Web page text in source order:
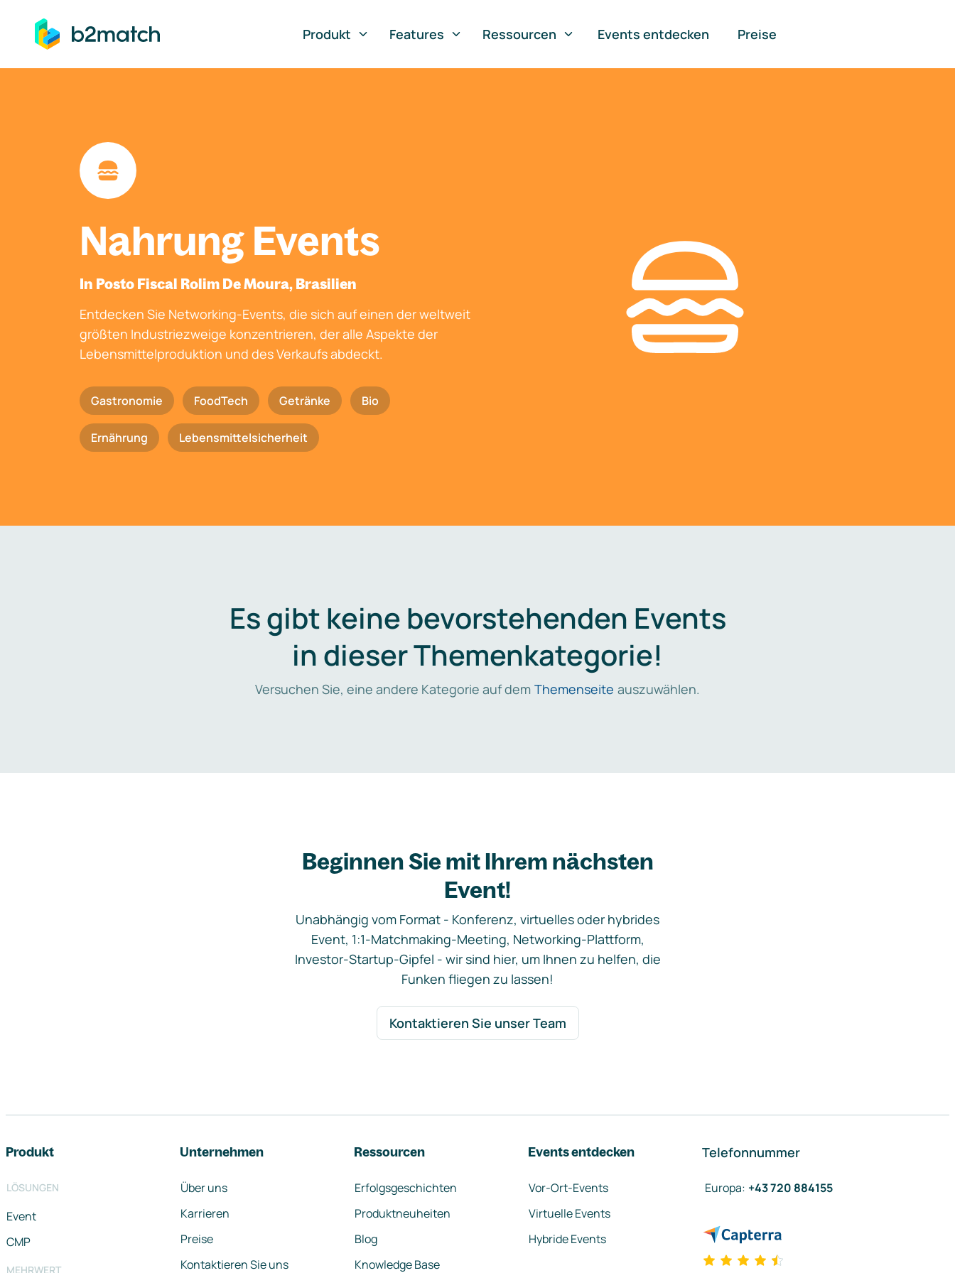
springen
Produkt
Features Ressourcen Events entdecken Preise
Nahrung Events
In Posto Fiscal Rolim De Moura, Brasilien
Entdecken Sie Networking-Events, die sich auf einen der weltweit
größten Industriezweige konzentrieren, der alle Aspekte der
Lebensmittelproduktion und des Verkaufs abdeckt.
Gastronomie FoodTech Getränke Bio
Ernährung Lebensmittelsicherheit
Es gibt keine bevorstehenden Events
in dieser Themenkategorie!
Versuchen Sie, eine andere Kategorie auf dem Themenseite auszuwählen.
Beginnen Sie mit Ihrem nächsten
Event!
Unabhängig vom Format - Konferenz, virtuelles oder hybrides
Event, 1:1-Matchmaking-Meeting, Networking-Plattform,
Investor-Startup-Gipfel - wir sind hier, um Ihnen zu helfen, die
Funken fliegen zu lassen!
Kontaktieren Sie unser Team
Produkt
LÖSUNGEN
Event
CMP
MEHRWERT
Unternehmen
Über uns
Karrieren
Preise
Kontaktieren Sie uns
Ressourcen
Erfolgsgeschichten
Produktneuheiten
Blog
Knowledge Base
Events entdecken
Vor-Ort-Events
Virtuelle Events
Hybride Events
Telefonnummer
Europa: +43 720 884155